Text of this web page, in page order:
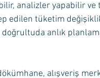
analizler yapabilir ve
edilen tüketim
anlık
alışveriş